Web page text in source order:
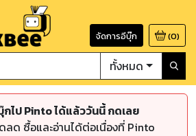
จัดการอีบุ๊ก (0)
ทั้งหมด
กไป Pinto ได้แล้ววันนี้ กดเลย
ลด ซื้อและอ่านได้ต่อเนื่องที่ Pinto